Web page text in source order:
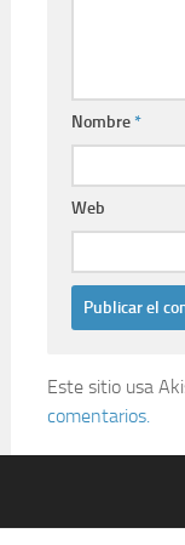
Nombre*
Web
Este sitio usa
comentarios.